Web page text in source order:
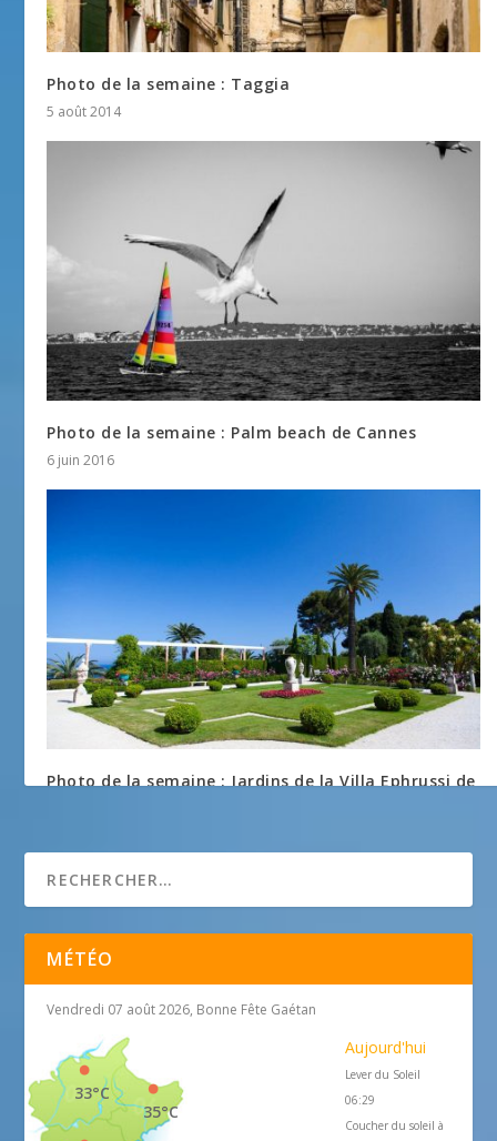
Photo de la semaine : Taggia
5 août 2014
Photo de la semaine : Palm beach de Cannes
6 juin 2016
Photo de la semaine : Jardins de la Villa Ephrussi de
MÉTÉO
Vendredi 07 août 2026, Bonne Fête Gaétan
35°C
33°C
Aujourd'hui
Lever du Soleil
06:29
Coucher du soleil à